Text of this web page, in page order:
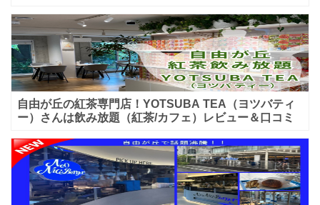
自由が丘の紅茶専門店！YOTSUBA TEA（ヨツバティ
ー）さんは飲み放題（紅茶/カフェ）レビュー＆口コミ